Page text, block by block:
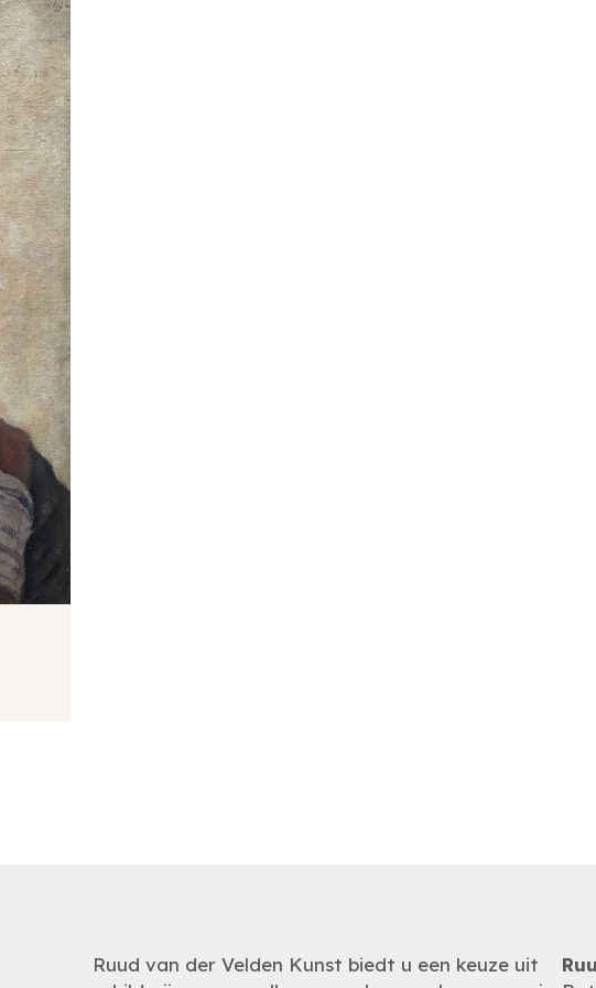
Ruud van der Velden Kunst biedt u een keuze uit